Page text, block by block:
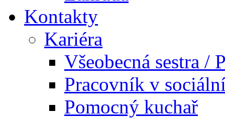
Kontakty
Kariéra
Všeobecná sestra /
Pracovník v
Pomocný kuchař